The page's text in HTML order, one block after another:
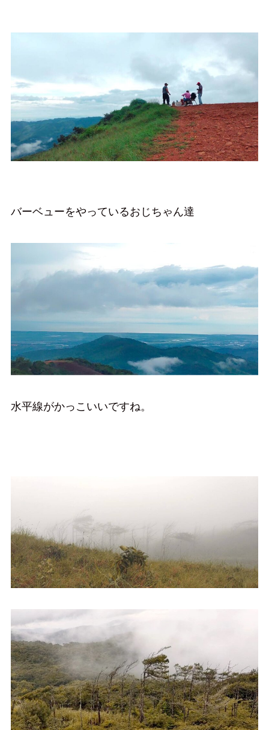
バーベューをやっているおじちゃん達
水平線がかっこいいですね。